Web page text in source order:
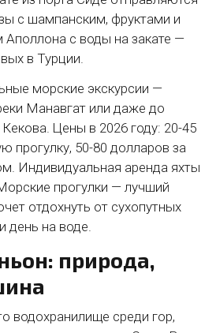
с шампанским, фруктами и
с воды на закате —
в Турции.
морские экскурсии —
Манавгат или даже до
Цены в 2026 году: 20-45
прогулку, 50-80 долларов за
Индивидуальная аренда яхты
прогулки — лучший
отдохнуть от сухопутных
день на воде.
природа,
водохранилище среди гор,